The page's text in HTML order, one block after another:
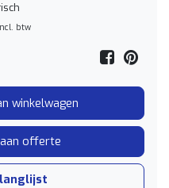
btw
winkelwagen
offerte